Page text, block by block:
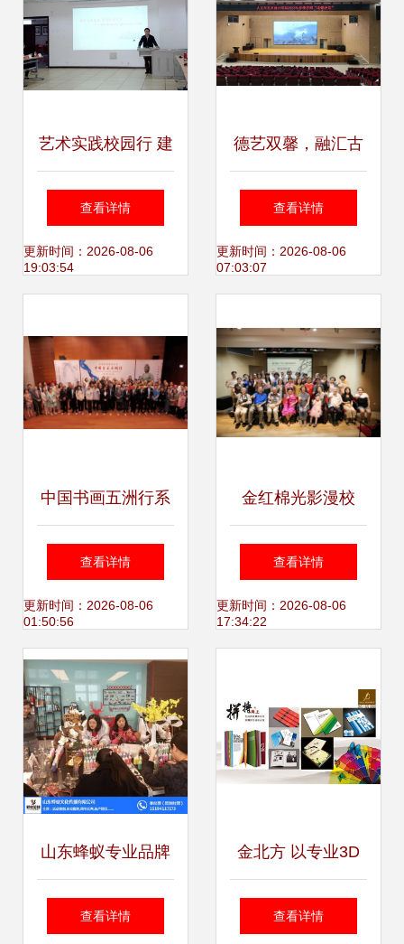
划书
艺术实践校园行 建
筑与设计学院首届
主题活动策划方案
查看详情
更新时间：2026-08-06
19:03:54
德艺双馨，融汇古
今——人文与艺术
设计学院道德讲堂
流活动策划
查看详情
更新时间：2026-08-06
07:03:07
中国书画五洲行系
列展亮相东方之珠
文化交融的璀璨盛
典
查看详情
更新时间：2026-08-06
01:50:56
金红棉光影漫校
园，同济展映周共
筑文艺交流新平台
查看详情
更新时间：2026-08-06
17:34:22
山东蜂蚁专业品牌
东营开业盛典 文化
查看详情
金北方 以专业3D
设计与文化艺术交
查看详情